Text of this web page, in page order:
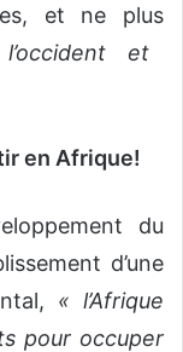
et ne plus
et
en Afrique!
du
d’une
« l’Afrique
pour occuper